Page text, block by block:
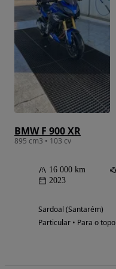
BMW F 900 XR
895 cm3 • 103 cv
16 000 km
2023
Sardoal (Santarém)
Particular • Para o topo